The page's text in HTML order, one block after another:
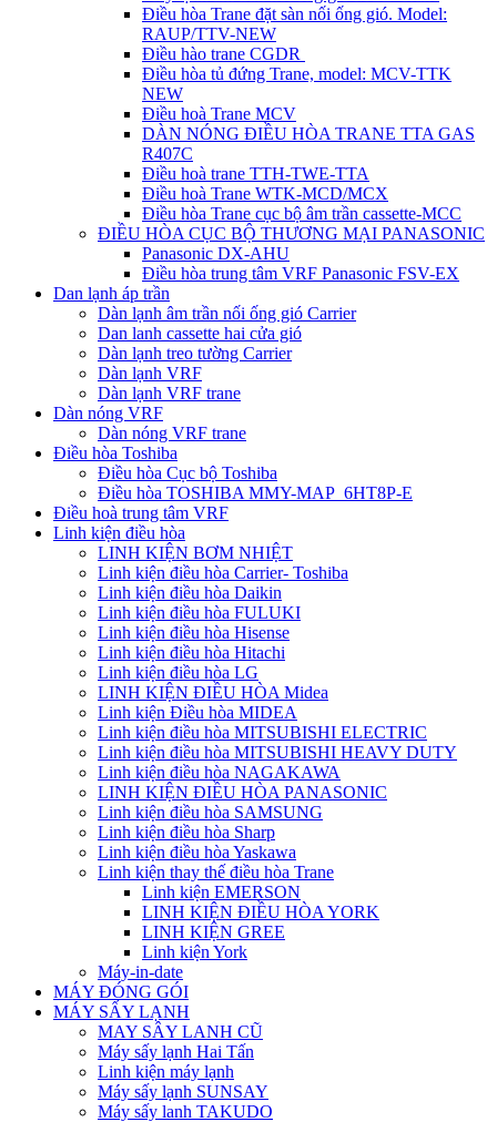
Điều hòa Trane đặt sàn nối ống gió. Model:
RAUP/TTV-NEW
Điều hào trane CGDR
Điều hòa tủ đứng Trane, model: MCV-TTK
NEW
Điều hoà Trane MCV
DÀN NÓNG ĐIỀU HÒA TRANE TTA GAS
R407C
Điều hoà trane TTH-TWE-TTA
Điều hoà Trane WTK-MCD/MCX
Điều hòa Trane cục bộ âm trần cassette-MCC
ĐIỀU HÒA CỤC BỘ THƯƠNG MẠI PANASONIC
Panasonic DX-AHU
Điều hòa trung tâm VRF Panasonic FSV-EX
Dan lạnh áp trần
Dàn lạnh âm trần nối ống gió Carrier
Dan lanh cassette hai cửa gió
Dàn lạnh treo tường Carrier
Dàn lạnh VRF
Dàn lạnh VRF trane
Dàn nóng VRF
Dàn nóng VRF trane
Điều hòa Toshiba
Điều hòa Cục bộ Toshiba
Điều hòa TOSHIBA MMY-MAP_6HT8P-E
Điều hoà trung tâm VRF
Linh kiện điều hòa
LINH KIỆN BƠM NHIỆT
Linh kiện điều hòa Carrier- Toshiba
Linh kiện điều hòa Daikin
Linh kiện điều hòa FULUKI
Linh kiện điều hòa Hisense
Linh kiện điều hòa Hitachi
Linh kiện điều hòa LG
LINH KIỆN ĐIỀU HÒA Midea
Linh kiện Điều hòa MIDEA
Linh kiện điều hòa MITSUBISHI ELECTRIC
Linh kiện điều hòa MITSUBISHI HEAVY DUTY
Linh kiện điều hòa NAGAKAWA
LINH KIỆN ĐIỀU HÒA PANASONIC
Linh kiện điều hòa SAMSUNG
Linh kiện điều hòa Sharp
Linh kiện điều hòa Yaskawa
Linh kiện thay thế điều hòa Trane
Linh kiện EMERSON
LINH KIỆN ĐIỀU HÒA YORK
LINH KIỆN GREE
Linh kiện York
Máy-in-date
MÁY ĐÓNG GÓI
MÁY SẤY LẠNH
MAY SÂY LANH CŨ
Máy sấy lạnh Hai Tấn
Linh kiện máy lạnh
Máy sấy lạnh SUNSAY
Máy sấy lanh TAKUDO